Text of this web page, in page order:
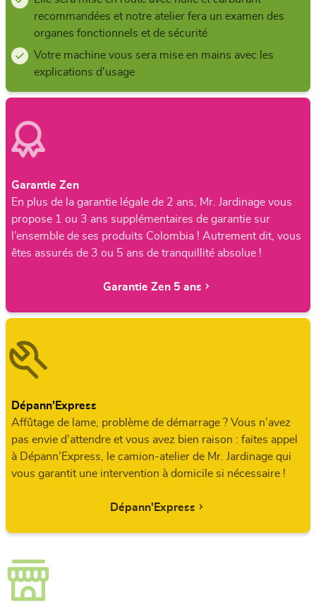
recommandées et notre atelier fera un examen des
organes fonctionnels et de sécurité
Votre machine vous sera mise en mains avec les
explications d'usage
Garantie Zen
En plus de la garantie légale de 2 ans, Mr. Jardinage vous
propose 1 ou 3 ans supplémentaires de garantie sur
l’ensemble de ses produits Colombia ! Autrement dit, vous
êtes assurés de 3 ou 5 ans de tranquillité absolue !
Garantie Zen 5 ans
Dépann'Express
Affûtage de lame, problème de démarrage ? Vous n’avez
pas envie d’attendre et vous avez bien raison : faites appel
à Dépann’Express, le camion-atelier de Mr. Jardinage qui
vous garantit une intervention à domicile si nécessaire !
Dépann'Express